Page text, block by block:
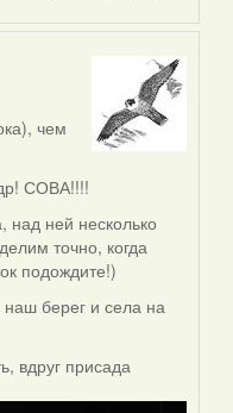
чем
СОВА!!!!
над ней несколько
точно, когда
подождите!)
берег и села на
вдруг присада